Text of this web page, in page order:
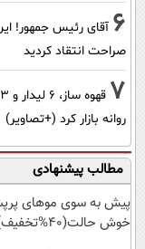
6 آقای رئیس جمهور!
صراحت انتقاد کردید
7
روانه بازار کرد (+تصاویر)
مطالب پیشنهادی
پیش به سوی موهای
خوش حالت(40%تخفیف)